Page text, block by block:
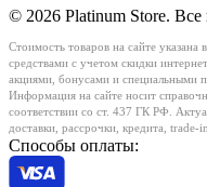
© 2026 Platinum Store.
Стоимость товаров на сайте
средствами с учетом скидки
акциями, бонусами и специальными
Информация на сайте носит
соответствии со ст. 437 ГК РФ.
доставки, рассрочки, кредита,
Способы оплаты: